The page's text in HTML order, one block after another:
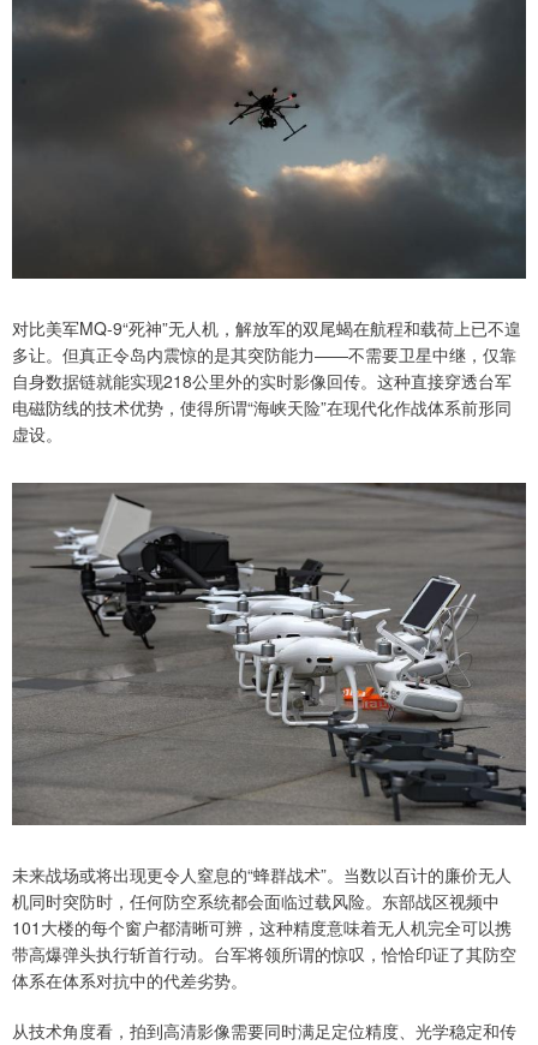
对比美军MQ-9“死神”无人机，解放军的双尾蝎在航程和载荷上已不遑
多让。但真正令岛内震惊的是其突防能力——不需要卫星中继，仅靠
自身数据链就能实现218公里外的实时影像回传。这种直接穿透台军
电磁防线的技术优势，使得所谓“海峡天险”在现代化作战体系前形同
虚设。
未来战场或将出现更令人窒息的“蜂群战术”。当数以百计的廉价无人
机同时突防时，任何防空系统都会面临过载风险。东部战区视频中
101大楼的每个窗户都清晰可辨，这种精度意味着无人机完全可以携
带高爆弹头执行斩首行动。台军将领所谓的惊叹，恰恰印证了其防空
体系在体系对抗中的代差劣势。
从技术角度看，拍到高清影像需要同时满足定位精度、光学稳定和传